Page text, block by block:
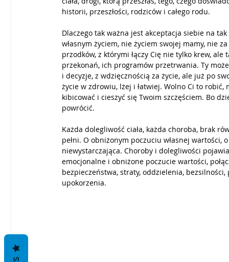
historii, przeszłości, rodziców i całego rodu.
Dlaczego tak ważna jest akceptacja siebie na
własnym życiem, nie życiem swojej mamy, nie
przodków, z którymi łączy Cię nie tylko krew,
przekonań, ich programów przetrwania. Ty
i decyzje, z wdzięcznością za życie, ale już po
życie w zdrowiu, lżej i łatwiej. Wolno Ci to robić,
kibicować i cieszyć się Twoim szczęściem. Bo
powrócić.
Każda dolegliwość ciała, każda choroba, brak
pełni. O obniżonym poczuciu własnej wartości,
niewystarczająca. Choroby i dolegliwości
emocjonalne i obniżone poczucie wartości,
bezpieczeństwa, straty, oddzielenia,
upokorzenia.